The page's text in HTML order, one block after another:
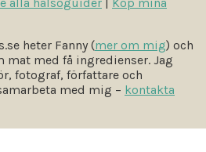
heter Fanny (mer om mig) och
mat med få ingredienser. Jag
fotograf, författare och
med mig – kontakta